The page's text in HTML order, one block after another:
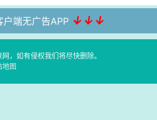
端无广告APP ↓↓↓
，如有侵权我们将尽快删除。
地图